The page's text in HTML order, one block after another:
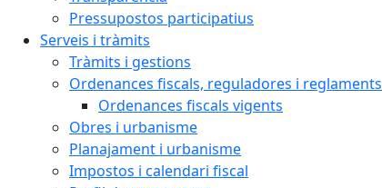
Pressupostos participatius
Serveis i tràmits
Tràmits i gestions
Ordenances fiscals, reguladores i reglaments
Ordenances fiscals vigents
Obres i urbanisme
Planajament i urbanisme
Impostos i calendari fiscal